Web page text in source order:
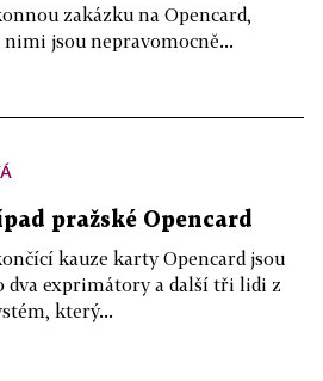
zakázku na Opencard,
nimi jsou nepravomocně...
pražské Opencard
kauze karty Opencard jsou
dva exprimátory a další tři lidi z
který...